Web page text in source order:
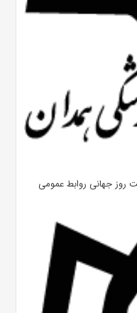
روز جهانی روابط عمومی